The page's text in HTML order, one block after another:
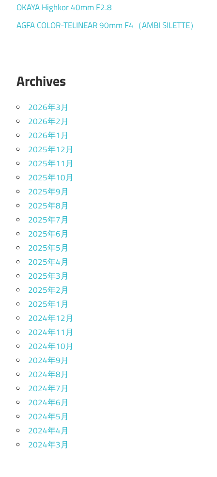
OKAYA Highkor 40mm F2.8
AGFA COLOR-TELINEAR 90mm F4（AMBI SILETTE）
Archives
2026年3月
2026年2月
2026年1月
2025年12月
2025年11月
2025年10月
2025年9月
2025年8月
2025年7月
2025年6月
2025年5月
2025年4月
2025年3月
2025年2月
2025年1月
2024年12月
2024年11月
2024年10月
2024年9月
2024年8月
2024年7月
2024年6月
2024年5月
2024年4月
2024年3月